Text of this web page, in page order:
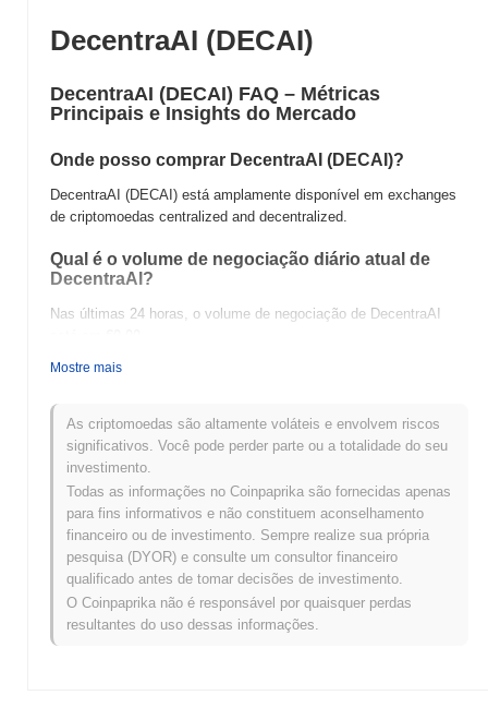
DecentraAI (DECAI)
DecentraAI (DECAI) FAQ – Métricas
Principais e Insights do Mercado
Onde posso comprar DecentraAI (DECAI)?
DecentraAI (DECAI) está amplamente disponível em exchanges
de criptomoedas centralized and decentralized.
Qual é o volume de negociação diário atual de
DecentraAI?
Nas últimas 24 horas, o volume de negociação de DecentraAI
Qual é o histórico da faixa de preço de
Máxima Histórica (ATH):€0.002362
Mínima Histórica (ATL):€0.00
DecentraAI está sendo negociado atualmente~95.72%abaixo de
sua ATH .
Como DecentraAI está se desempenhando em
comparação com o mercado cripto mais amplo?
Nos últimos 7 dias, DecentraAI ganhou
mercado cripto geral que registrou um ganho de
Mostre mais
As criptomoedas são altamente voláteis e envolvem riscos
significativos. Você pode perder parte ou a totalidade do seu
investimento.
Todas as informações no Coinpaprika são fornecidas apenas
para fins informativos e não constituem aconselhamento
financeiro ou de investimento. Sempre realize sua própria
pesquisa (DYOR) e consulte um consultor financeiro
qualificado antes de tomar decisões de investimento.
O Coinpaprika não é responsável por quaisquer perdas
resultantes do uso dessas informações.